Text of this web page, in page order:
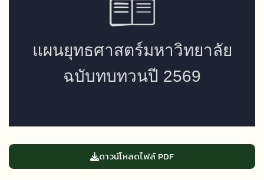
ดาวน์โหลดไฟล์ PDF